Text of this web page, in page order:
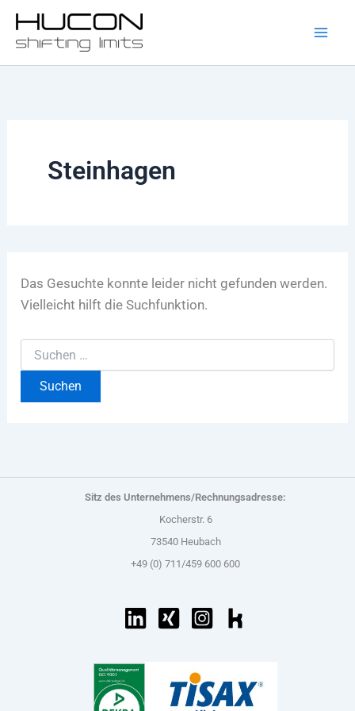
Zum
Inhalt
springen
Steinhagen
Das Gesuchte konnte leider nicht gefunden werden.
Vielleicht hilft die Suchfunktion.
nach:
Sitz des Unternehmens/Rechnungsadresse:
Kocherstr. 6
73540 Heubach
+49 (0) 711/459 600 600